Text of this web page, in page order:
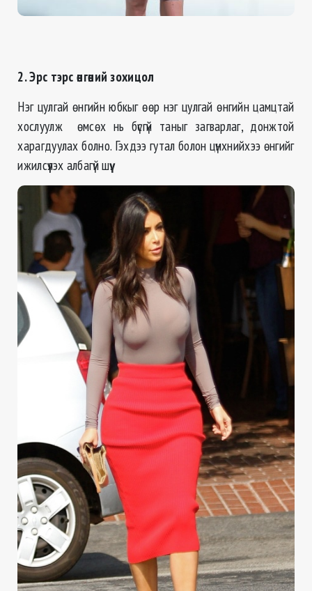
2. Эрс тэрс өнгөний зохицол
Нэг цулгай өнгийн юбкыг өөр нэг цулгай өнгийн цамцтай
хослуулж өмсөх нь бүсгүй таныг загварлаг, донжтой
харагдуулах болно. Гэхдээ гутал болон цүнхнийхээ өнгийг
ижилсүүлэх албагүй шүү.